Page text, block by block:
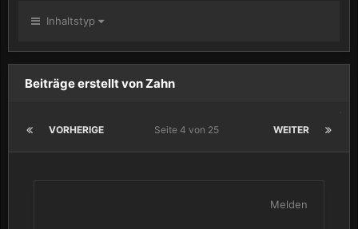
Inhaltstyp
Beiträge erstellt von Zahn
VORHERIGE WEITER
Seite 4 von 25
Melden